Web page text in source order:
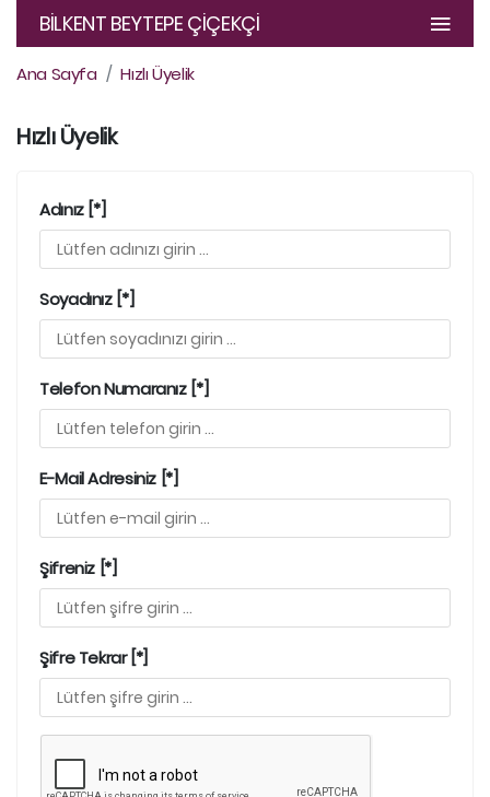
BİLKENT BEYTEPE ÇİÇEKÇİ
Ana Sayfa Hızlı Üyelik
Hızlı Üyelik
Adınız [*]
Soyadınız [*]
Telefon Numaranız [*]
E-Mail Adresiniz [*]
Şifreniz [*]
Şifre Tekrar [*]